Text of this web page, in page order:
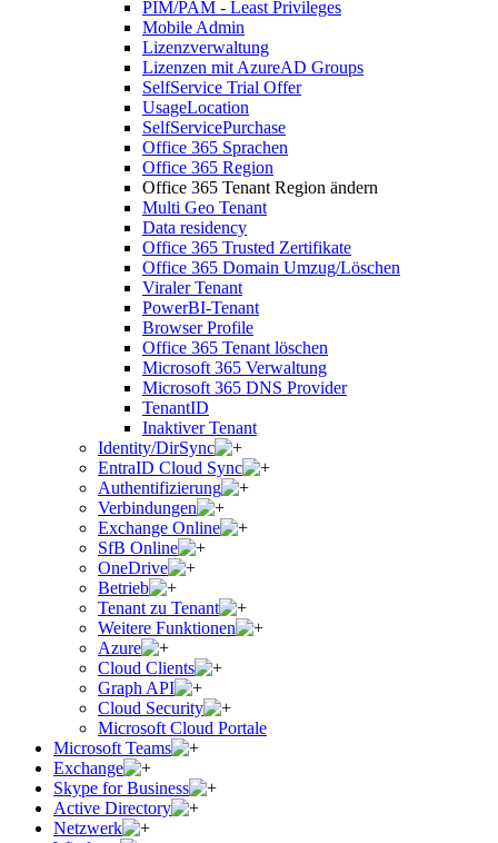
PIM/PAM - Least Privileges
Mobile Admin
Lizenzverwaltung
Lizenzen mit AzureAD Groups
SelfService Trial Offer
UsageLocation
SelfServicePurchase
Office 365 Sprachen
Office 365 Region
Office 365 Tenant Region ändern
Multi Geo Tenant
Data residency
Office 365 Trusted Zertifikate
Office 365 Domain Umzug/Löschen
Viraler Tenant
PowerBI-Tenant
Browser Profile
Office 365 Tenant löschen
Microsoft 365 Verwaltung
Microsoft 365 DNS Provider
TenantID
Inaktiver Tenant
Identity/DirSync
EntraID Cloud Sync
Authentifizierung
Verbindungen
Exchange Online
SfB Online
OneDrive
Betrieb
Tenant zu Tenant
Weitere Funktionen
Azure
Cloud Clients
Graph API
Cloud Security
Microsoft Cloud Portale
Microsoft Teams
Exchange
Skype for Business
Active Directory
Netzwerk